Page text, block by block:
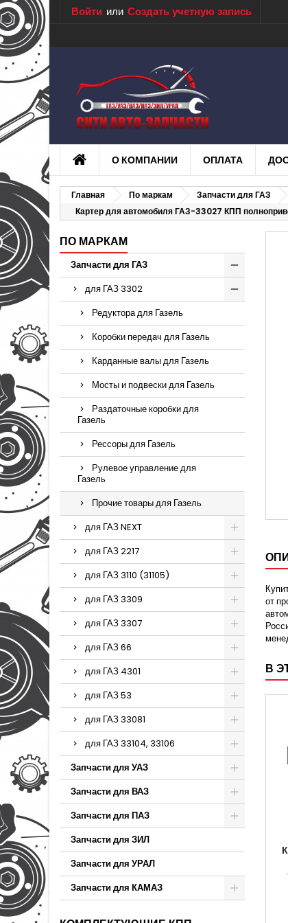
Войти или Создать учетную запись
О КОМПАНИИ ОПЛАТА
Главная По маркам Запчасти для ГАЗ
Картер для автомобиля ГАЗ-33027 КПП
ПО МАРКАМ
Запчасти для ГАЗ
для ГАЗ 3302
Редуктора для Газель
Коробки передач для Газель
Карданные валы для Газель
Мосты и подвески для Газель
Раздаточные коробки для
Газель
Рессоры для Газель
Рулевое управление для
Газель
Прочие товары для Газель
для ГАЗ NEXT
для ГАЗ 2217
для ГАЗ 3110 (31105)
для ГАЗ 3309
для ГАЗ 3307
для ГАЗ 66
для ГАЗ 4301
для ГАЗ 53
для ГАЗ 33081
для ГАЗ 33104, 33106
Запчасти для УАЗ
Запчасти для ВАЗ
Запчасти для ПАЗ
Запчасти для ЗИЛ
Запчасти для УРАЛ
Запчасти для КАМАЗ
от
В